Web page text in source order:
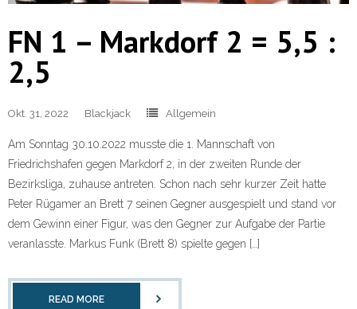
FN 1 – Markdorf 2 = 5,5 :
2,5
Okt. 31, 2022 Blackjack Allgemein
Am Sonntag 30.10.2022 musste die 1. Mannschaft von
Friedrichshafen gegen Markdorf 2, in der zweiten Runde der
Bezirksliga, zuhause antreten. Schon nach sehr kurzer Zeit hatte
Peter Rügamer an Brett 7 seinen Gegner ausgespielt und stand vor
dem Gewinn einer Figur, was den Gegner zur Aufgabe der Partie
veranlasste. Markus Funk (Brett 8) spielte gegen […]
READ MORE